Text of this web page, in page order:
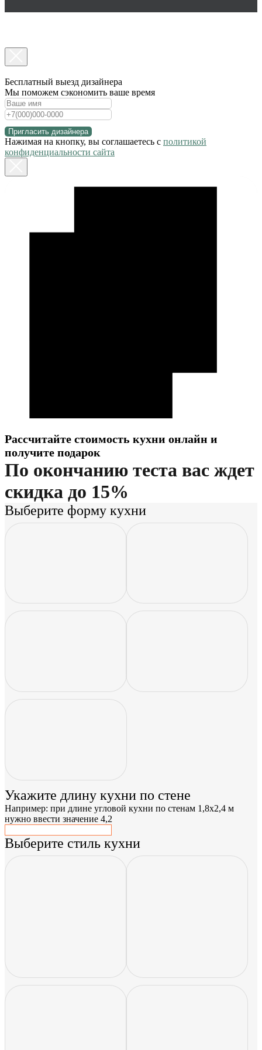
Бесплатный выезд дизайнера
Мы поможем сэкономить ваше время
Пригласить дизайнера
Нажимая на кнопку, вы соглашаетесь с политикой
конфиденциальности сайта
Рассчитайте стоимость кухни онлайн и
получите подарок
По окончанию теста вас ждет
скидка до 15%
Выберите форму кухни
Укажите длину кухни по стене
Например: при длине угловой кухни по стенам 1,8x2,4 м
нужно ввести значение 4,2
Выберите стиль кухни